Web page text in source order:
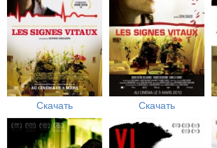
Скачать Скачать